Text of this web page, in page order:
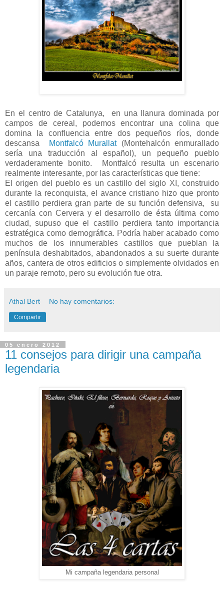
En el centro de Catalunya, en una llanura dominada por
campos de cereal, podemos encontrar una colina que
domina la confluencia entre dos pequeños ríos, donde
descansa
Montfalcó Murallat(Montehalcón enmurallado
sería una traducción al español), un pequeño pueblo
verdaderamente bonito. Montfalcó resulta un escenario
realmente interesante, por las características que tiene:
El origen del pueblo es un castillo del siglo XI, construido
durante la reconquista, el avance cristiano hizo que pronto
el castillo perdiera gran parte de su función defensiva, su
cercanía con Cervera y el desarrollo de ésta última como
ciudad, supuso que el castillo perdiera tanto importancia
estratégica como demográfica. Podría haber acabado como
muchos de los innumerables castillos que pueblan la
península deshabitados, abandonados a su suerte durante
años, cantera de otros edificios o simplemente olvidados en
un paraje remoto, pero su evolución fue otra.
Athal Bert No hay comentarios:
Compartir
05 enero 2012
11 consejos para dirigir una campaña
legendaria
Mi campaña legendaria personal